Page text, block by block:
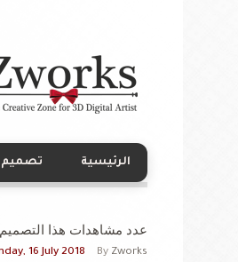
الرئيسية تصميم
عدد مشاهدات هذا التصميم 6,259 مشاهدة
16 July 2018 By Zworks